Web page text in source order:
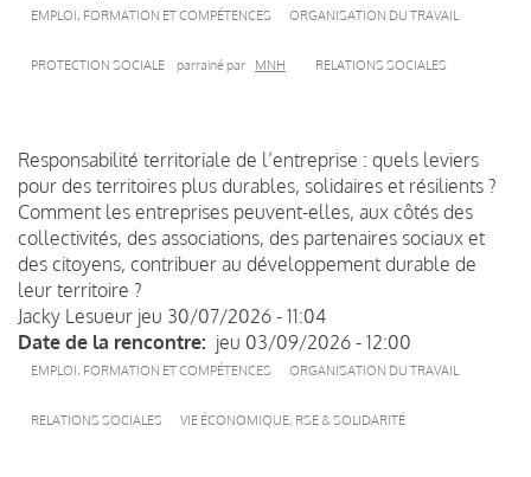
EMPLOI, FORMATION ET COMPÉTENCES ORGANISATION DU TRAVAIL
PROTECTION SOCIALE parrainé par MNH RELATIONS SOCIALES
Responsabilité territoriale de l’entreprise : quels leviers
pour des territoires plus durables, solidaires et résilients ?
Comment les entreprises peuvent-elles, aux côtés des
collectivités, des associations, des partenaires sociaux et
des citoyens, contribuer au développement durable de
leur territoire ?
Jacky Lesueur jeu 30/07/2026 - 11:04
Date de la rencontre
jeu 03/09/2026 - 12:00
EMPLOI, FORMATION ET COMPÉTENCES ORGANISATION DU TRAVAIL
RELATIONS SOCIALES VIE ÉCONOMIQUE, RSE & SOLIDARITÉ